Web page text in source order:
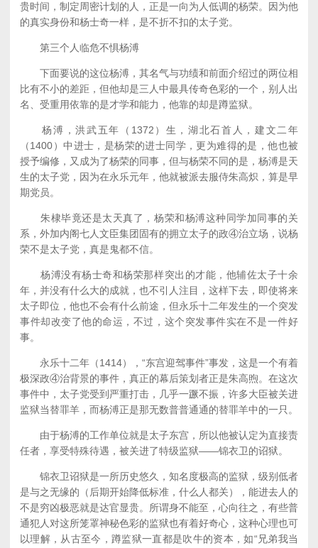
贵时间，制定周密计划的人，正是一向为人低调的杨荣。因为他
的真实身份和杨士奇一样，是不折不扣的太子党。
第三个人临危不惧杨溥
下面要说的这位杨溥，其名气与功绩和前面介绍过的两位相
比有不小的差距，但他却是三人中最具传奇色彩的一个，别人出
名、受重用依靠的是才学和能力，他靠的却是蹲监狱。
杨溥，洪武五年（1372）生，湖北石首人，建文二年
（1400）中进士，是杨荣的进士同学，更为难得的是，他也被
授予编修，又成为了杨荣的同事，但与杨荣不同的是，杨溥是天
生的太子党，因为在永乐元年，他就被派去服侍朱高炽，算是早
期党员。
朱棣毕竟还是太天真了，杨荣和杨溥这种同学加同事的关
系，外加内阁七人文臣集团固有的拥立太子的政④治立场，说杨
荣不是太子党，真是鬼都不信。
杨溥没有杨士奇和杨荣那样突出的才能，他辅佐太子十余
年，并没有什么大的成就，也不引人注目，这样下去，即使将来
太子即位，他也不会有什么前途，但永乐十二年发生的一个突发
事件却改变了他的命运，不过，这个突发事件实在不是一件好
事。
永乐十二年（1414），“东宫迎驾事件”事发，这是一个有着
极深政④治背景的事件，真正的幕后策划者正是朱高煦。在这次
事件中，太子党受到严重打击，几乎一蹶不振，许多大臣被关进
监狱当替罪羊，而杨溥正是那无数普普通通的替罪羊中的一只。
由于杨溥的工作单位就是太子东宫，所以他被认定为直接责
任者，享受特殊待遇，被关进了特级监狱——锦衣卫的诏狱。
锦衣卫诏狱是一所历史悠久，知名度极高的监狱，级别低者
是与之无缘的（后期开始降低标准，什么人都关），能进去人的
不是穷凶极恶就是达官显贵。所谓身不能至，心向往之，有些普
通犯人对这所笼罩神秘色彩的监狱也有着好奇心，这种心理也可
以理解，从古至今，蹲监狱一直都是吹牛的资本，如“兄弟我当